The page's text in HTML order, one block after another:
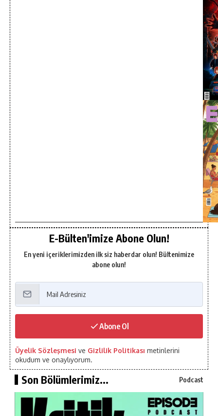
E-Bülten'imize Abone Olun!
En yeni içeriklerimizden ilk siz haberdar olun! Bültenimize
abone olun!
Abone Ol
Üyelik Sözleşmesi ve Gizlilik Politikası metinlerini
okudum ve onaylıyorum.
Son Bölümlerimiz... Podcast